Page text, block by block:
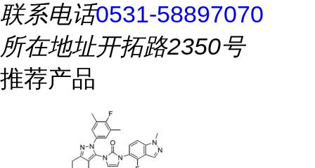
联系电话0531-58897070
所在地址开拓路2350号
推荐产品